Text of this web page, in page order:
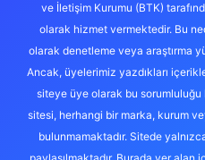
ve İletişim Kurumu (BTK)
olarak hizmet vermektedir. Bu
olarak denetleme veya araştırma
Ancak, üyelerimiz yazdıkları
siteye üye olarak bu sorumluluğu
sitesi, herhangi bir marka, kurum
bulunmamaktadır. Sitede